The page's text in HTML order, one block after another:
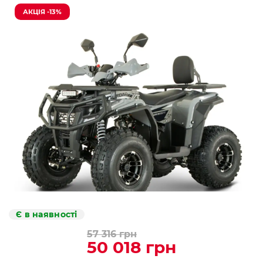
АКЦІЯ -13%
Є в наявності
57 316 грн
50 018 грн